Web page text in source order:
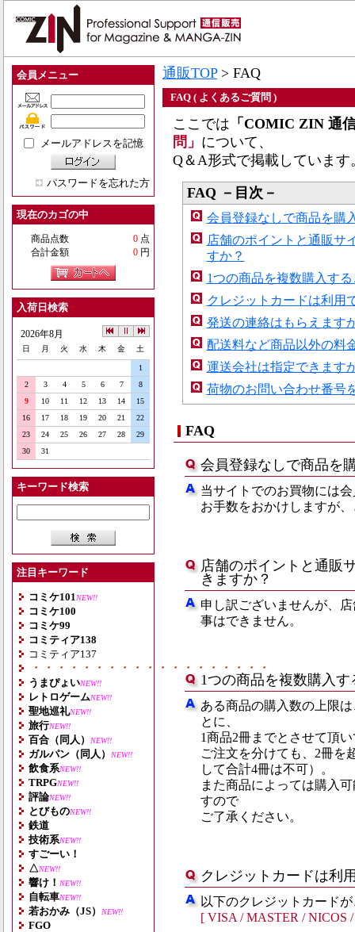
会員メニュー
メールアドレスを記憶
パスワードを忘れた方
現在のカゴの中
商品点数 0 点
合計金額
0 円
入荷日検索
2026年8月
日 月 火 水 木 金 土
1
2
3 4 5 6 7
8
9
10 11 12 13 14
15
16
17 18 19 20 21
22
23
24 25 26 27 28
29
30
31
キーワード検索
注目キーワード
コミケ101 NEW!!
コミケ100
コミケ99
コミティア138
コミティア137
・・・・・・・・・・・・・・・・・・・
うまぴょいNEW!!
レトロゲームNEW!!
聖地巡礼NEW!!
旅行NEW!!
百合（同人） NEW!!
ガルパン（同人） NEW!!
飲食系NEW!!
TRPGNEW!!
評論NEW!!
とびものNEW!!
鉄道
技術系NEW!!
すごーい！
△NEW!!
響け！ NEW!!
自転車NEW!!
若おかみ（JS） NEW!!
FGO
通販TOP> FAQ
FAQ ( よくあるご質問 )
ここでは 「COMIC ZIN 通
問」 について、
Q＆A形式で掲載しています
FAQ －目次－
会員登録なしで商品を購
店舗のポイントと通販サ
すか？
1つの商品を複数購入す
クレジットカードは利用
発送の連絡はもらえます
配送料など商品以外の料
運送会社は指定できます
荷物のお問い合わせ番号
FAQ
会員登録なしで商品を
当サイトでのお買物には
お手数をおかけしますが
店舗のポイントと通販
きますか？
申し訳ございませんが、
事はできません。
1つの商品を複数購入
ある商品の購入数の上限
とに、
1商品2冊までとさせて頂
ご注文を分けても、2冊を
して合計4冊は不可）。
また商品によっては購入
すので
ご了承ください。
クレジットカードは利
以下のクレジットカード
[ VISA / MASTER / NICOS